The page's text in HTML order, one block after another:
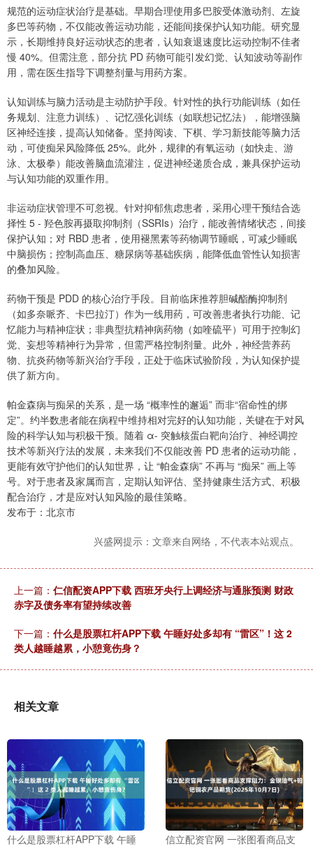
规范的运动症状治疗是基础。早期合理使用多巴胺受体激动剂、左旋
多巴等药物，不仅能改善运动功能，还能间接保护认知功能。研究显
示，长期维持良好运动状态的患者，认知衰退速度比运动控制不佳者
慢 40%。但需注意，部分抗 PD 药物可能引发幻觉、认知波动等副作
用，需在医生指导下调整剂量与用药方案。
认知训练与脑力活动是主动防护手段。针对性的执行功能训练（如任
务规划、注意力训练）、记忆强化训练（如联想记忆法），能增强脑
区神经连接，提高认知储备。坚持阅读、下棋、学习新技能等脑力活
动，可使痴呆风险降低 25%。此外，规律的有氧运动（如快走、游
泳、太极拳）能改善脑血流灌注，促进神经递质合成，兼具保护运动
与认知功能的双重作用。
非运动症状管理不可忽视。针对抑郁焦虑患者，采用心理干预结合选
择性 5 - 羟色胺再摄取抑制剂（SSRIs）治疗，能改善情绪状态，间接
保护认知；对 RBD 患者，使用褪黑素等药物调节睡眠，可减少睡眠
中脑损伤；控制高血压、糖尿病等基础疾病，能降低血管性认知损害
的叠加风险。
药物干预是 PDD 的核心治疗手段。目前临床推荐胆碱酯酶抑制剂
（如多奈哌齐、卡巴拉汀）作为一线用药，可改善患者执行功能、记
忆能力与精神症状；非典型抗精神病药物（如喹硫平）可用于控制幻
觉、妄想等精神行为异常，但需严格控制剂量。此外，神经营养药
物、抗炎药物等新兴治疗手段，正处于临床试验阶段，为认知保护提
供了新方向。
帕金森病与痴呆的关系，是一场 “概率性的邂逅” 而非“宿命性的绑
定”。约半数患者能在病程中维持相对完好的认知功能，关键在于对风
险的科学认知与积极干预。随着 α- 突触核蛋白靶向治疗、神经调控
技术等新兴疗法的发展，未来我们不仅能改善 PD 患者的运动功能，
更能有效守护他们的认知世界，让 “帕金森病” 不再与 “痴呆” 画上等
号。对于患者及家属而言，定期认知评估、坚持健康生活方式、积极
配合治疗，才是应对认知风险的最佳策略。
发布于：北京市
兴盛网提示：文章来自网络，不代表本站观点。
上一篇： 仁信配资APP下载 西班牙央行上调经济与通胀预测 财政
赤字及债务率有望持续改善
下一篇： 什么是股票杠杆APP下载 午睡好处多却有 “雷区”！这 2
类人越睡越累，小憩竟伤身？
相关文章
什么是股票杠杆APP下载 午睡
信立配资官网 一张图看商品支